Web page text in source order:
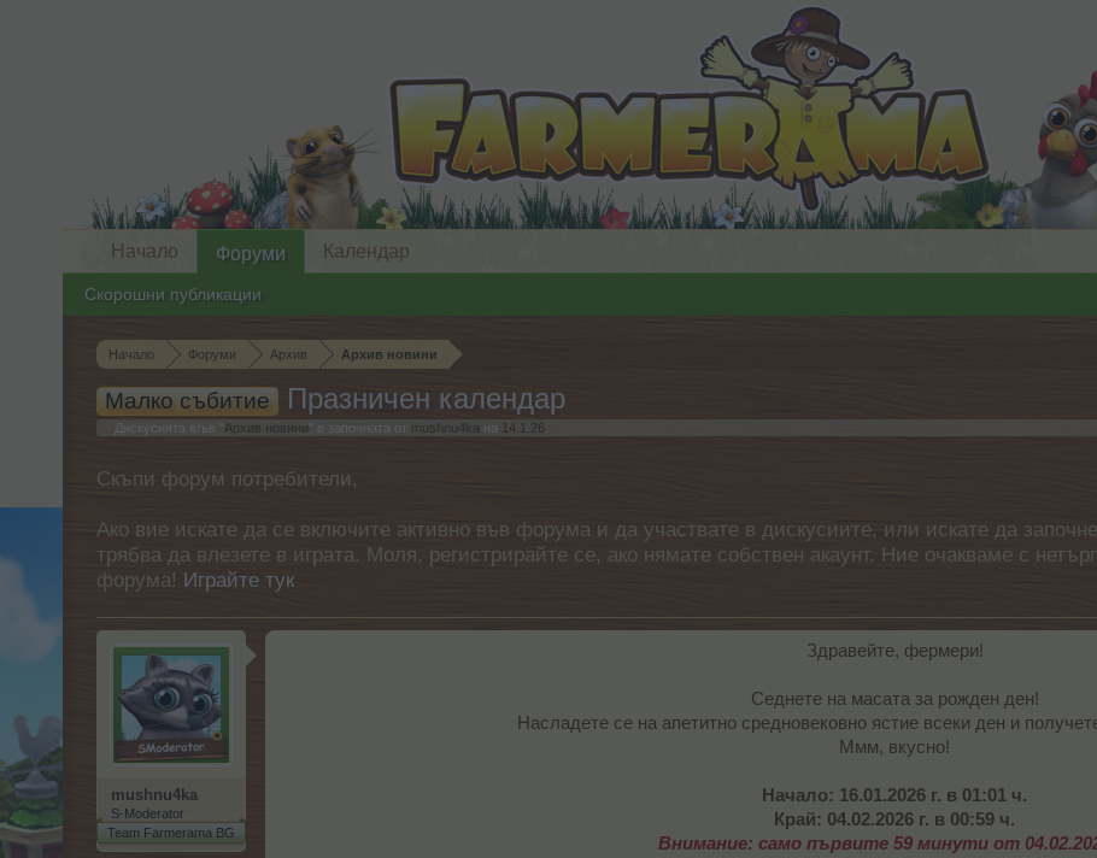
Начало Форуми Архив Архив новини
Малко събитие Празничен календар
Дискусията в/ъв " Архив новини " е започната от mushnu4ka на 14.1.26
Скъпи форум потребители,
Ако вие искате да се включите активно във форума и да участвате в дискусиите, или искате да
трябва да влезете в играта. Моля, регистрирайте се, ако нямате собствен акаунт. Ние очакваме с
форума! Играйте тук
mushnu4ka
S-Moderator
Team Farmerama BG
Здравейте, фермери!
Седнете на масата за рожден ден!
Насладете се на апетитно средновековно ястие всеки ден и
Ммм, вкусно!​
Начало: 16.01.2026 г. в 01:01 ч.
Край: 04.02.2026 г. в 00:59 ч.
Внимание: само първите 59 минути от
Начало Форуми
Скорошни публикации
Календар